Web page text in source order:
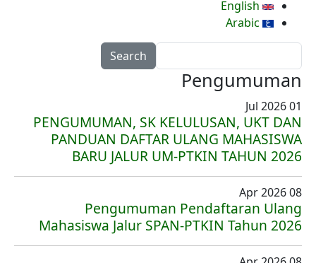
Pengumuman
01 Jul 2026
PENGUMUMAN, SK KELULUSAN, UKT DAN
PANDUAN DAFTAR ULANG MAHASISWA
BARU JALUR UM-PTKIN TAHUN 2026
08 Apr 2026
Pengumuman Pendaftaran Ulang
Mahasiswa Jalur SPAN-PTKIN Tahun 2026